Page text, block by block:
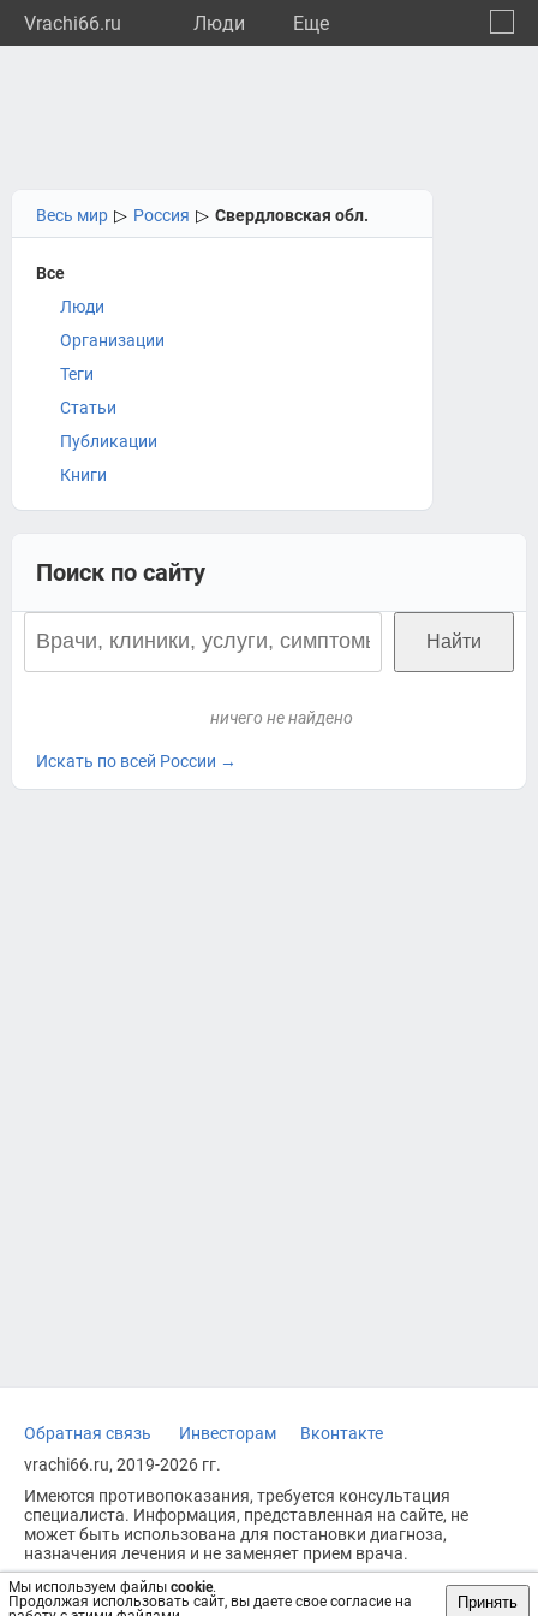
Vrachi66.ru Люди Eще
Мы используем файлы cookie.
Продолжая использовать сайт, вы даете свое согласие на
Принять
Весь мир ▷ Россия ▷ Свердловская обл.
Все
Люди
Организации
Теги
Статьи
Публикации
Книги
Поиск по сайту
ничего не найдено
Искать по всей России →
Обратная связь Инвесторам
Вконтакте
vrachi66.ru, 2019-2026 гг.
Имеются противопоказания, требуется консультация
специалиста. Информация, представленная на сайте, не
может быть использована для постановки диагноза,
назначения лечения и не заменяет прием врача.
Возрастное ограничение: 18+